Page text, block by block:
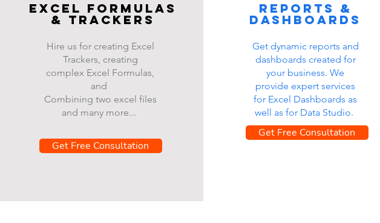
Excel FOrmulas
& Trackers
Hire us for creating Excel
Trackers, creating
complex Excel Formulas,
and
Combining two excel files
and many more...
Get Free Consultation
Reports &
dashboards
Get dynamic reports and
dashboards created for
your business. We
provide expert services
for Excel Dashboards as
well as for Data Studio.
Get Free Consultation